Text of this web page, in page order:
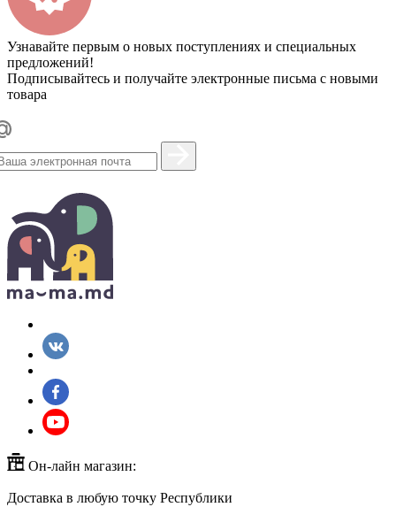
Узнавайте первым о новых поступлениях и специальных
предложений!
Подписывайтесь и получайте электронные письма с новыми
товара
Он-лайн магазин:
Доставка в любую точку Республики